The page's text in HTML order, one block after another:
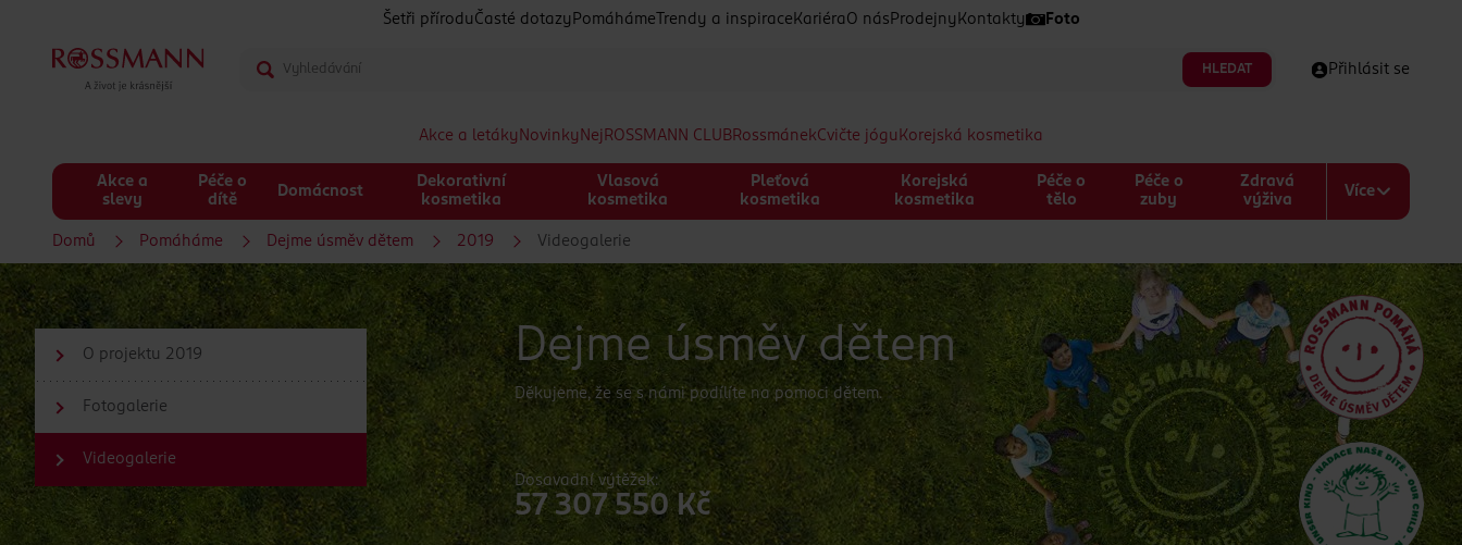
Šetři přírodu Časté dotazy Pomáháme Trendy a inspirace Kariéra O nás Prodejny Kontakty Foto
HLEDAT Přihlásit se
Akce a letáky Novinky Nej ROSSMANN CLUBRossmánekCvičte jógu Korejská kosmetika
Akce a
slevy
Péče o
dítě
Domácnost
Dekorativní
kosmetika
Vlasová
kosmetika
Pleťová
kosmetika
Korejská
kosmetika
Péče o
tělo
Péče o
zuby
Zdravá
výživa
Více
Domů Pomáháme Dejme úsměv dětem 2019 Videogalerie
Dejme úsměv dětem
Děkujeme, že se s námi podílíte na pomoci dětem.
Dosavadní výtěžek:
57 307 550 Kč
O projektu 2019
Fotogalerie
Videogalerie